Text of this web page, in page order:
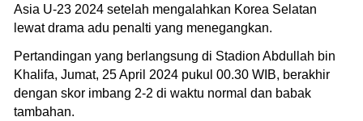
Asia U-23 2024 setelah mengalahkan Korea Selatan
lewat drama adu penalti yang menegangkan.
Pertandingan yang berlangsung di Stadion Abdullah bin
Khalifa, Jumat, 25 April 2024 pukul 00.30 WIB, berakhir
dengan skor imbang 2-2 di waktu normal dan babak
tambahan.